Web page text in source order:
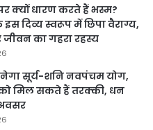
क्यों धारण करते हैं भस्म?
दिव्य स्वरूप में छिपा वैराग्य,
का गहरा रहस्य
सूर्य-शनि नवपंचम योग,
को मिल सकते हैं तरक्की, धन